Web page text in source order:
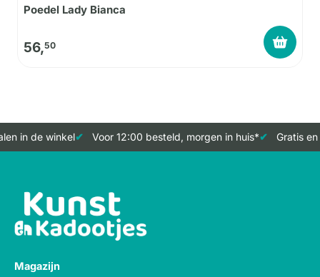
Poedel Lady Bianca
56,50
in de winkel Voor 12:00 besteld, morgen in huis* Gratis
Magazijn